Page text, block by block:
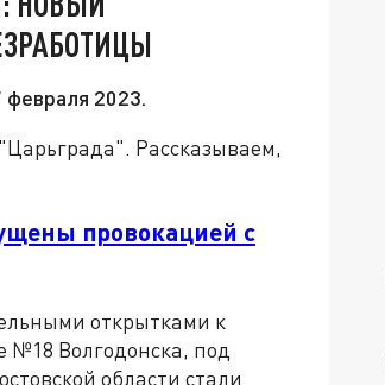
2023.
Рассказываем,
провокацией с
открытками к
№18 Волгодонска, под
области стали